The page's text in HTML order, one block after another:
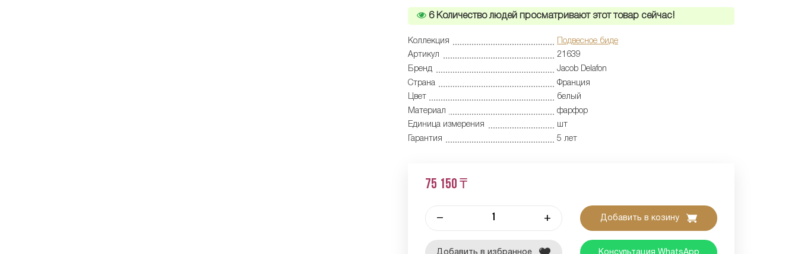
6Количество людей просматривают этот товар сейчас!
Коллекция
Подвесное биде
Артикул
21639
Бренд
Jacob Delafon
Страна
Франция
Цвет
белый
Материал
фарфор
Единица измерения
шт
Гарантия
5 лет
75 150 ₸
– + Добавить в козину